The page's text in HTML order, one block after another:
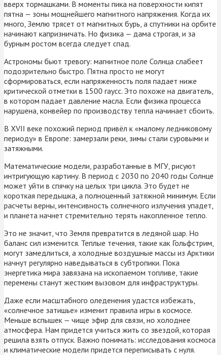
вверх тормашками. В моменты пика на поверхности кипят
пятна — зоны мощнейшего магнитного напряжения. Когда их
много, Землю трясет от магнитных бурь, а спутники на орбите
начинают капризничать. Но физика — дама строгая, и за
бурным ростом всегда следует спад.
Астрономы бьют тревогу: магнитное поле Солнца слабеет
подозрительно быстро. Пятна просто не могут
сформироваться, если напряженность поля падает ниже
критической отметки в 1500 гаусс. Это похоже на двигатель,
в котором падает давление масла. Если физика процесса
нарушена, конвейер по производству тепла начинает сбоить.
В XVII веке похожий период привёл к «малому ледниковому
периоду» в Европе: замерзали реки, зимы стали суровыми и
затяжными.
Математические модели, разработанные в МГУ, рисуют
интригующую картину. В период с 2030 по 2040 годы Солнце
может уйти в спячку на целых три цикла. Это будет не
короткая передышка, а полноценный затяжной минимум. Если
расчеты верны, интенсивность солнечного излучения упадет,
и планета начнет стремительно терять накопленное тепло.
Это не значит, что Земля превратится в ледяной шар. Но
баланс сил изменится. Теплые течения, такие как Гольфстрим,
могут замедлиться, а холодные воздушные массы из Арктики
начнут регулярно наведываться в субтропики. Пока
энергетика мира завязана на ископаемом топливе, такие
перемены станут жестким вызовом для инфраструктуры.
Даже если масштабного оледенения удастся избежать,
«солнечное затишье» изменит правила игры в космосе.
Меньше вспышек — чище эфир для связи, но холоднее
атмосфера. Нам придется учиться жить со звездой, которая
решила взять отпуск. Важно понимать: исследования космоса
и климатические модели придется переписывать с нуля.